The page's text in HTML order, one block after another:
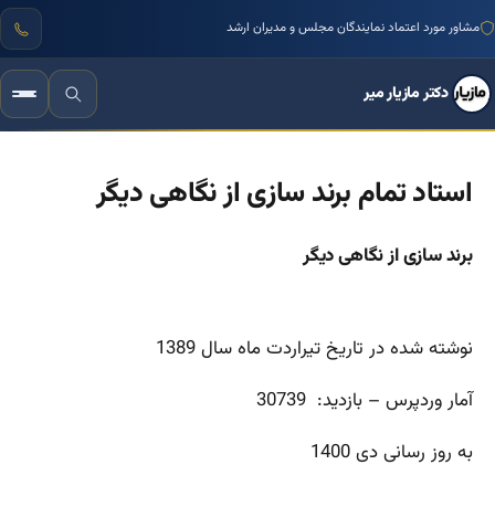
مشاور مورد اعتماد نمایندگان مجلس و مدیران ارشد
دکتر مازیار میر
استاد تمام برند سازی از نگاهی دیگر
برند سازی از نگاهی دیگر
نوشته شده در تاریخ تیراردت ماه سال 1389
آمار وردپرس – بازدید: 30739
به روز رسانی دی 1400